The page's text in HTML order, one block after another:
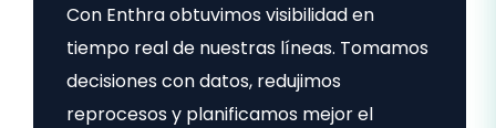
Con Enthra obtuvimos visibilidad en
tiempo real de nuestras líneas. Tomamos
decisiones con datos, redujimos
reprocesos y planificamos mejor el